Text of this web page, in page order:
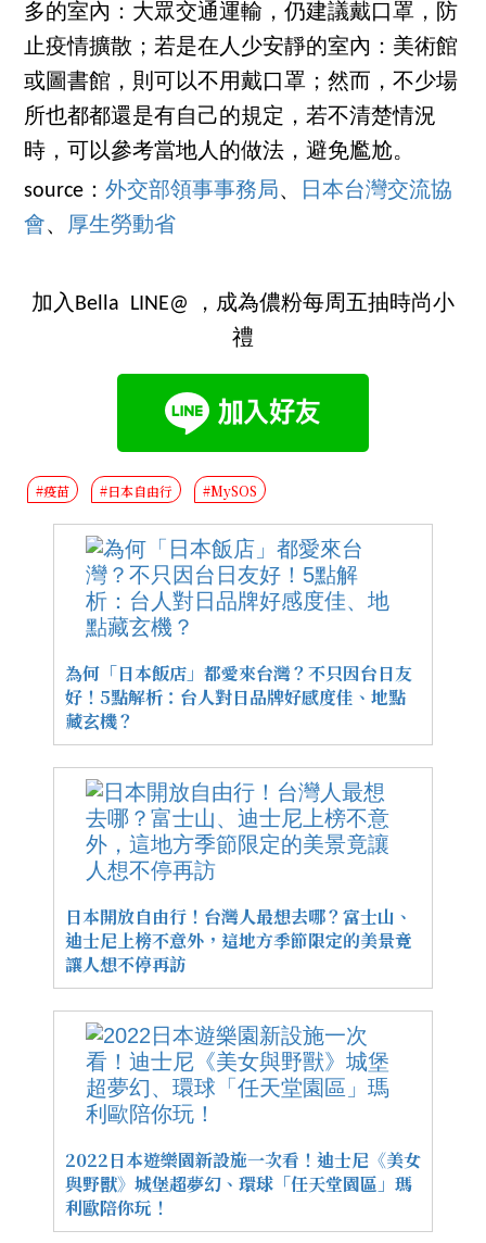
多的室內：大眾交通運輸，仍建議戴口罩，防
止疫情擴散；若是在人少安靜的室內：美術館
或圖書館，則可以不用戴口罩；然而，不少場
所也都都還是有自己的規定，若不清楚情況
時，可以參考當地人的做法，避免尷尬。
source：外交部領事事務局、
日本台灣交流協
會、 厚生勞動省
加入Bella LINE@ ，成為儂粉每周五抽時尚小
禮
#疫苗 #日本自由行 #MySOS
為何「日本飯店」都愛來台灣？不只因台日友
好！5點解析：台人對日品牌好感度佳、地點
藏玄機？
日本開放自由行！台灣人最想去哪？富士山、
迪士尼上榜不意外，這地方季節限定的美景竟
讓人想不停再訪
2022日本遊樂園新設施一次看！迪士尼《美女
與野獸》城堡超夢幻、環球「任天堂園區」瑪
利歐陪你玩！